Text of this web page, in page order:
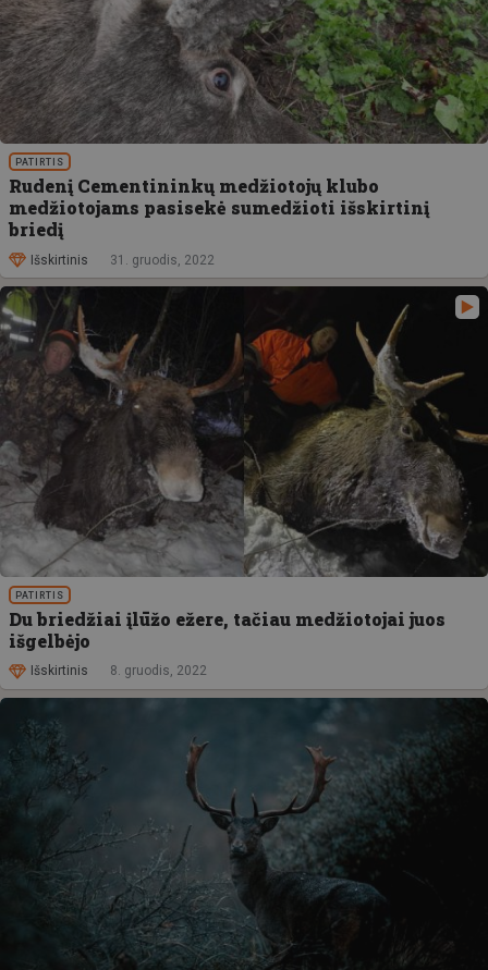
PATIRTIS
Rudenį Cementininkų medžiotojų klubo
medžiotojams pasisekė sumedžioti išskirtinį
briedį
Išskirtinis 31. gruodis, 2022
PATIRTIS
Du briedžiai įlūžo ežere, tačiau medžiotojai juos
išgelbėjo
Išskirtinis 8. gruodis, 2022